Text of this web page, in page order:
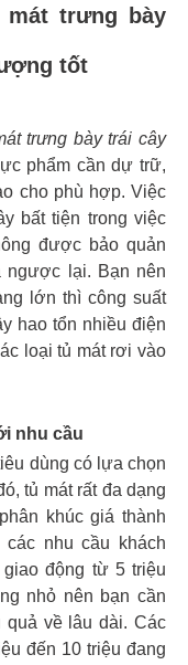
trưng bày
tốt
trưng bày trái cây
phẩm cần dự trữ,
cho phù hợp. Việc
bất tiện trong việc
được bảo quản
ngược lại. Bạn nên
lớn thì công suất
hao tổn nhiều điện
loại tủ mát rơi vào
nhu cầu
dùng có lựa chọn
tủ mát rất đa dạng
khúc giá thành
nhu cầu khách
động từ 5 triệu
nhỏ nên bạn cần
quả về lâu dài. Các
đến 10 triệu đang